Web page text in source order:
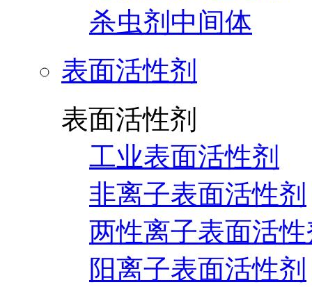
杀虫剂中间体
表面活性剂
表面活性剂
工业表面活性剂
非离子表面活性剂
两性离子表面活
阳离子表面活性剂